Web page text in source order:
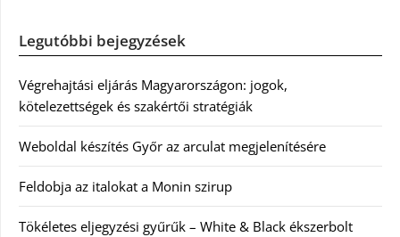
Legutóbbi bejegyzések
Végrehajtási eljárás Magyarországon: jogok,
kötelezettségek és szakértői stratégiák
Weboldal készítés Győr az arculat megjelenítésére
Feldobja az italokat a Monin szirup
Tökéletes eljegyzési gyűrűk – White & Black ékszerbolt